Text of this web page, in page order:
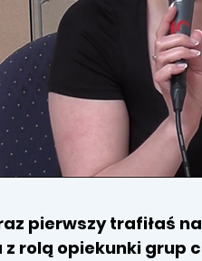
pierwszy trafiłaś
rolą opiekunki grup